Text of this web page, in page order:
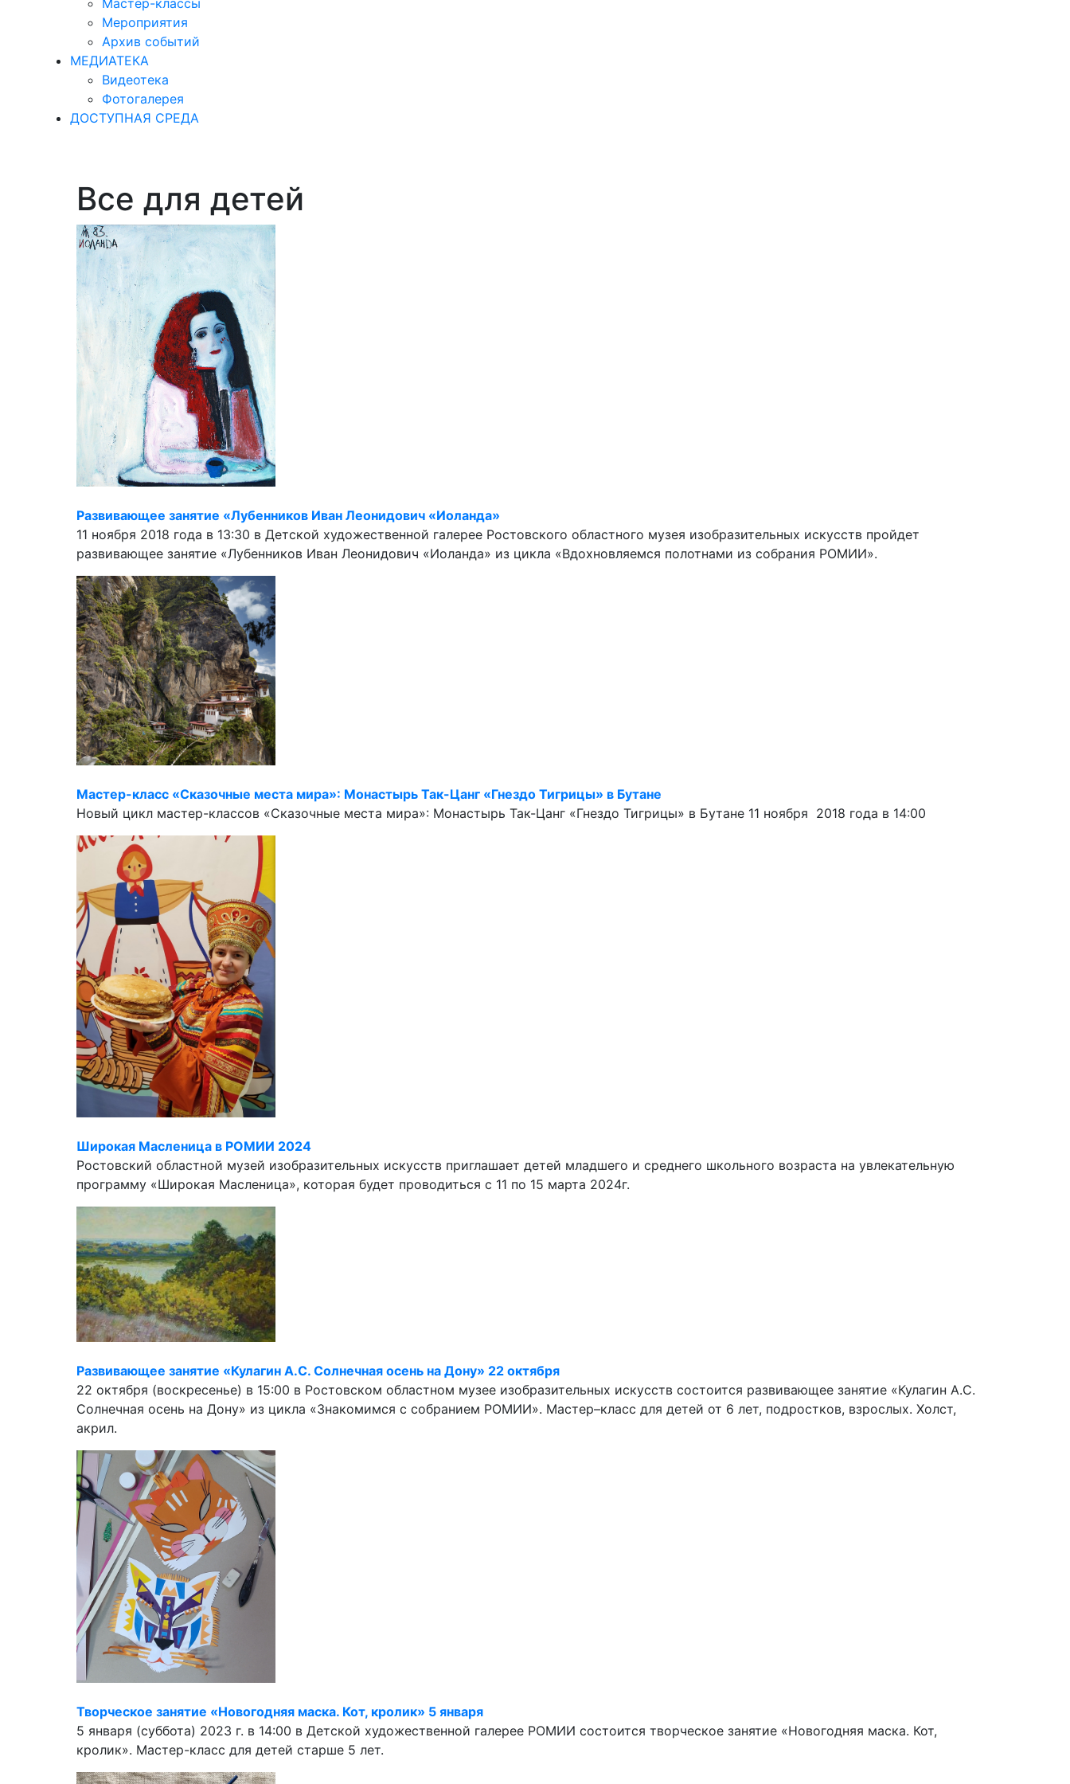
Мастер-классы
Мероприятия
Архив событий
МЕДИАТЕКА
Видеотека
Фотогалерея
ДОСТУПНАЯ СРЕДА
Все для детей
Развивающее занятие «Лубенников Иван Леонидович «Иоланда»
11 ноября 2018 года в 13:30 в Детской художественной галерее Ростовского областного музея изобразительных искусств пройдет
развивающее занятие «Лубенников Иван Леонидович «Иоланда» из цикла «Вдохновляемся полотнами из собрания РОМИИ».
Мастер-класс «Сказочные места мира»: Монастырь Так-Цанг «Гнездо Тигрицы» в Бутане
Новый цикл мастер-классов «Сказочные места мира»: Монастырь Так-Цанг «Гнездо Тигрицы» в Бутане 11 ноября 2018 года в 14:00
Широкая Масленица в РОМИИ 2024
Ростовский областной музей изобразительных искусств приглашает детей младшего и среднего школьного возраста на увлекательную
программу «Широкая Масленица», которая будет проводиться с 11 по 15 марта 2024г.
Развивающее занятие «Кулагин А.С. Солнечная осень на Дону» 22 октября
22 октября (воскресенье) в 15:00 в Ростовском областном музее изобразительных искусств состоится развивающее занятие «Кулагин А.С.
Солнечная осень на Дону» из цикла «Знакомимся с собранием РОМИИ». Мастер–класс для детей от 6 лет, подростков, взрослых. Холст,
акрил.
Творческое занятие «Новогодняя маска. Кот, кролик» 5 января
5 января (суббота) 2023 г. в 14:00 в Детской художественной галерее РОМИИ состоится творческое занятие «Новогодняя маска. Кот,
кролик». Мастер-класс для детей старше 5 лет.